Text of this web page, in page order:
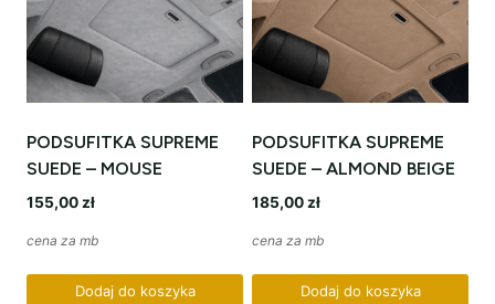
PODSUFITKA SUPREME
SUEDE – MOUSE
155,00 zł
cena za mb
Dodaj do koszyka
PODSUFITKA SUPREME
SUEDE – ALMOND BEIGE
185,00 zł
cena za mb
Dodaj do koszyka